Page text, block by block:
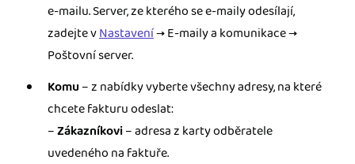
e-mailu. Server, ze kterého se e-maily odesílají,
zadejte vNastavení→ E-maily a komunikace →
Poštovní server.
Komu – z nabídky vyberte všechny adresy, na které
chcete fakturu odeslat:
–Zákazníkovi– adresa z karty odběratele
uvedeného na faktuře.